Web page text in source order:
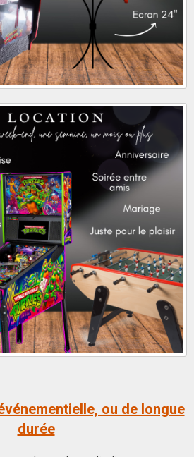
ou de longue
durée